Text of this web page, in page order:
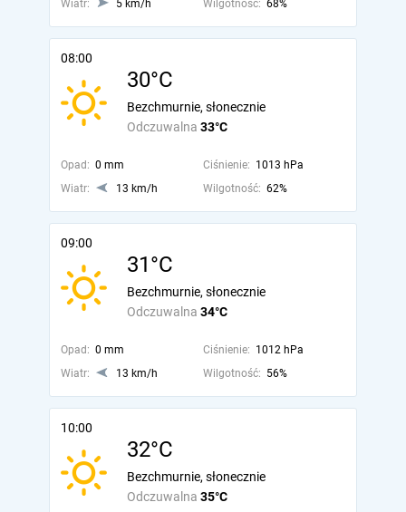
Wiatr: 5 km/h Wilgotność: 68%
08:00
30°C
Odczuwalna 33°C
Bezchmurnie, słonecznie
Opad: 0 mm Ciśnienie: 1013 hPa
Wiatr:
13 km/h Wilgotność: 62%
09:00
31°C
Odczuwalna 34°C
Bezchmurnie, słonecznie
Opad: 0 mm Ciśnienie: 1012 hPa
Wiatr:
13 km/h Wilgotność: 56%
10:00
32°C
Odczuwalna 35°C
Bezchmurnie, słonecznie